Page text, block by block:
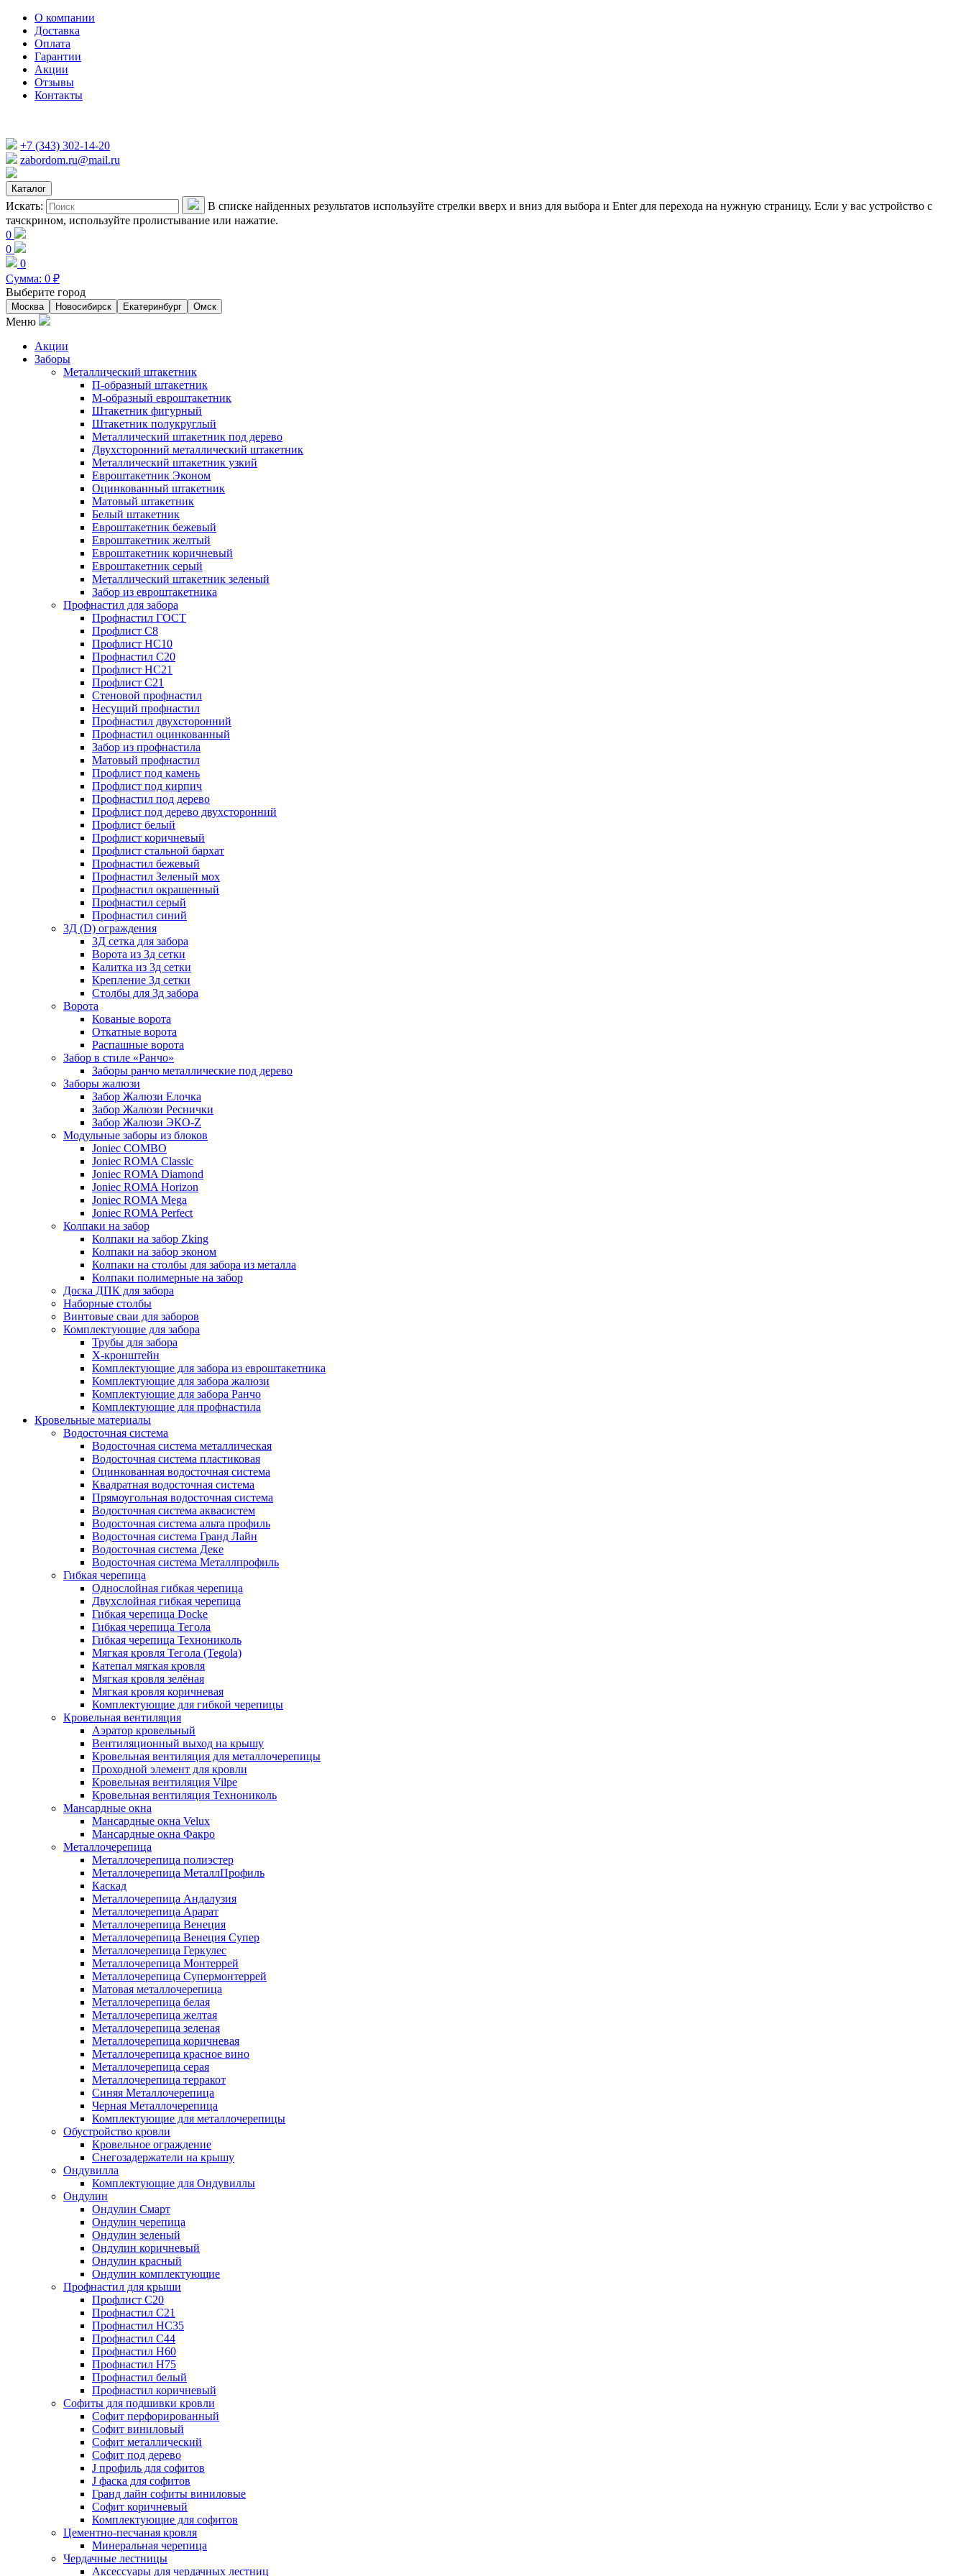
О компании
Доставка
Оплата
Гарантии
Акции
Отзывы
Контакты
+7 (343) 302-14-20
zabordom.ru@mail.ru
Каталог
Искать:
В списке найденных результатов используйте стрелки вверх и вниз для выбора и Enter для перехода на нужную страницу. Если у вас устройство с
тачскрином, используйте пролистывание или нажатие.
0
0
0
Сумма: 0 ₽
Выберите город
Москва Новосибирск Екатеринбург Омск
Меню
Акции
Заборы
Металлический штакетник
П-образный штакетник
М-образный евроштакетник
Штакетник фигурный
Штакетник полукруглый
Металлический штакетник под дерево
Двухсторонний металлический штакетник
Металлический штакетник узкий
Евроштакетник Эконом
Оцинкованный штакетник
Матовый штакетник
Белый штакетник
Евроштакетник бежевый
Евроштакетник желтый
Евроштакетник коричневый
Евроштакетник серый
Металлический штакетник зеленый
Забор из евроштакетника
Профнастил для забора
Профнастил ГОСТ
Профлист С8
Профлист НС10
Профнастил С20
Профлист НС21
Профлист С21
Стеновой профнастил
Несущий профнастил
Профнастил двухсторонний
Профнастил оцинкованный
Забор из профнастила
Матовый профнастил
Профлист под камень
Профлист под кирпич
Профнастил под дерево
Профлист под дерево двухсторонний
Профлист белый
Профлист коричневый
Профлист стальной бархат
Профнастил бежевый
Профнастил Зеленый мох
Профнастил окрашенный
Профнастил серый
Профнастил синий
3Д (D) ограждения
3Д сетка для забора
Ворота из 3д сетки
Калитка из 3д сетки
Крепление 3д сетки
Столбы для 3д забора
Ворота
Кованые ворота
Откатные ворота
Распашные ворота
Забор в стиле «Ранчо»
Заборы ранчо металлические под дерево
Заборы жалюзи
Забор Жалюзи Елочка
Забор Жалюзи Реснички
Забор Жалюзи ЭКО-Z
Модульные заборы из блоков
Joniec COMBO
Joniec ROMA Classic
Joniec ROMA Diamond
Joniec ROMA Horizon
Joniec ROMA Mega
Joniec ROMA Perfect
Колпаки на забор
Колпаки на забор Zking
Колпаки на забор эконом
Колпаки на столбы для забора из металла
Колпаки полимерные на забор
Доска ДПК для забора
Наборные столбы
Винтовые сваи для заборов
Комплектующие для забора
Трубы для забора
Х-кронштейн
Комплектующие для забора из евроштакетника
Комплектующие для забора жалюзи
Комплектующие для забора Ранчо
Комплектующие для профнастила
Кровельные материалы
Водосточная система
Водосточная система металлическая
Водосточная система пластиковая
Оцинкованная водосточная система
Квадратная водосточная система
Прямоугольная водосточная система
Водосточная система аквасистем
Водосточная система альта профиль
Водосточная система Гранд Лайн
Водосточная система Деке
Водосточная система Металлпрофиль
Гибкая черепица
Однослойная гибкая черепица
Двухслойная гибкая черепица
Гибкая черепица Docke
Гибкая черепица Тегола
Гибкая черепица Технониколь
Мягкая кровля Тегола (Tegola)
Катепал мягкая кровля
Мягкая кровля зелёная
Мягкая кровля коричневая
Комплектующие для гибкой черепицы
Кровельная вентиляция
Аэратор кровельный
Вентиляционный выход на крышу
Кровельная вентиляция для металлочерепицы
Проходной элемент для кровли
Кровельная вентиляция Vilpe
Кровельная вентиляция Технониколь
Мансардные окна
Мансардные окна Velux
Мансардные окна Факро
Металлочерепица
Металлочерепица полиэстер
Металлочерепица МеталлПрофиль
Каскад
Металлочерепица Андалузия
Металлочерепица Арарат
Металлочерепица Венеция
Металлочерепица Венеция Супер
Металлочерепица Геркулес
Металлочерепица Монтеррей
Металлочерепица Супермонтеррей
Матовая металлочерепица
Металлочерепица белая
Металлочерепица желтая
Металлочерепица зеленая
Металлочерепица коричневая
Металлочерепица красное вино
Металлочерепица серая
Металлочерепица терракот
Синяя Металлочерепица
Черная Металлочерепица
Комплектующие для металлочерепицы
Обустройство кровли
Кровельное ограждение
Снегозадержатели на крышу
Ондувилла
Комплектующие для Ондувиллы
Ондулин
Ондулин Смарт
Ондулин черепица
Ондулин зеленый
Ондулин коричневый
Ондулин красный
Ондулин комплектующие
Профнастил для крыши
Профлист С20
Профнастил С21
Профнастил НС35
Профнастил С44
Профнастил Н60
Профнастил Н75
Профнастил белый
Профнастил коричневый
Софиты для подшивки кровли
Cофит перфорированный
Софит виниловый
Софит металлический
Софит под дерево
J профиль для софитов
J фаска для софитов
Гранд лайн софиты виниловые
Софит коричневый
Комплектующие для софитов
Цементно-песчаная кровля
Минеральная черепица
Чердачные лестницы
Аксессуары для чердачных лестниц